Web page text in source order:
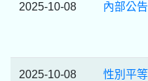
2025-10-08 內部公告
2025-10-08
性別平等